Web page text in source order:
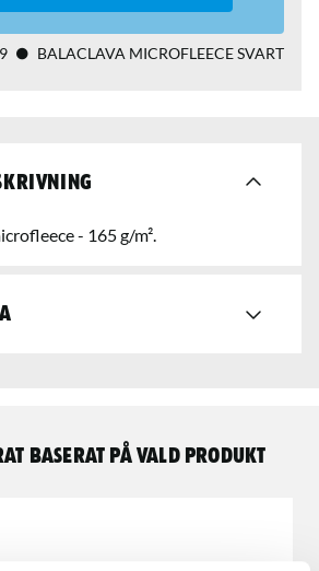
BALACLAVA MICROFLEECE SVART
- 165 g/m².
baserat på vald produkt